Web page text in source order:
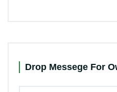
Drop Messege For